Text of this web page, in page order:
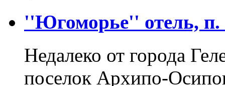
''Югоморье'' отель,
Недалеко от города
поселок Архипо-